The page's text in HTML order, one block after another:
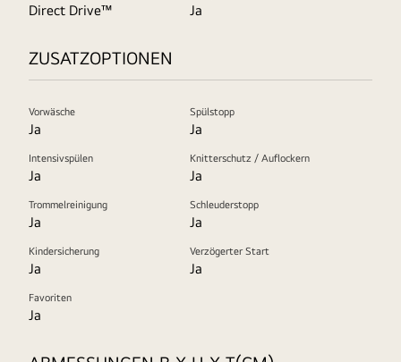
Direct Drive™ Ja
ZUSATZOPTIONEN
Vorwäsche
Ja
Spülstopp
Ja
Intensivspülen
Ja
Knitterschutz / Auflockern
Ja
Trommelreinigung
Ja
Schleuderstopp
Ja
Kindersicherung
Ja
Verzögerter Start
Ja
Favoriten
Ja